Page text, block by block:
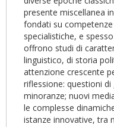
presente miscellanea
fondati su
specialistiche, e
offrono studi di
linguistico, di storia
attenzione crescente
riflessione: questioni
minoranze; nuovi
le complesse
istanze innovative, tra